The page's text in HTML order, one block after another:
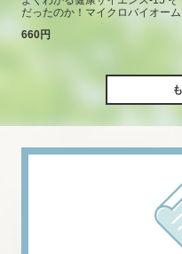
だったのか！マイクロバイオーム
660円